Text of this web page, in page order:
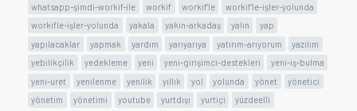
whatsapp-şimdi-workif-ile
workif workif'le
workif'le-işler-yolunda
workifle-işler-yolunda
yakala yakın-arkadaş yalın
yap
yapılacaklar
yapmak yardım yarıyarıya yatırım-arıyorum
yazılım
yebilikçilik
yedekleme yeni yeni-girişimci-destekleri
yeni-iş-bulma
yeni-uret
yenilenme yenilik yıllık yol yolunda yönet
yönetici
yönetim
yönetimi youtube yurtdışı yurtiçi
yüzdeelli